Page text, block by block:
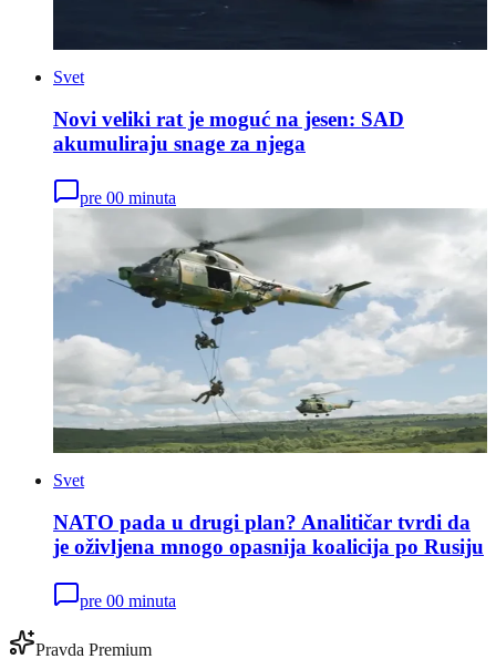
Svet
Novi veliki rat je moguć na jesen: SAD
akumuliraju snage za njega
pre 00 minuta
Svet
NATO pada u drugi plan? Analitičar tvrdi da
je oživljena mnogo opasnija koalicija po Rusiju
pre 00 minuta
Pravda Premium